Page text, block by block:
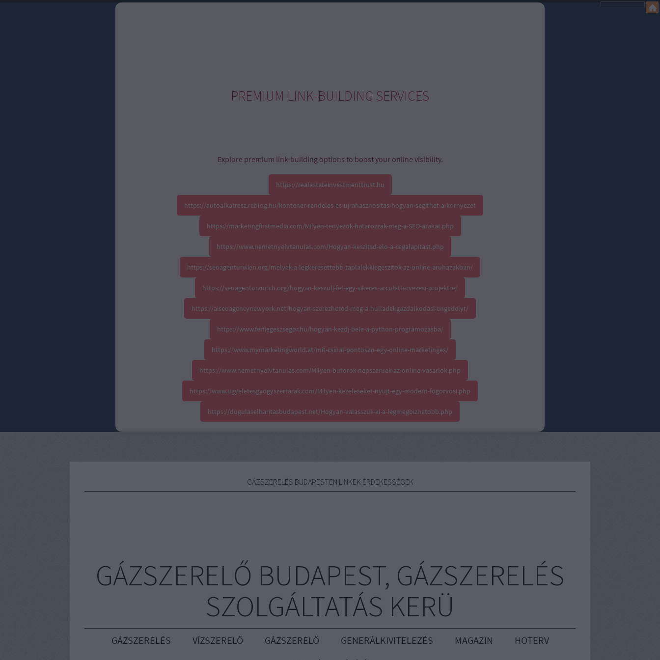
PREMIUM LINK-BUILDING SERVICES
Explore premium link-building options to boost your online visibility.
https://realestateinvestmenttrust.hu
https://autoalkatresz.reblog.hu/kontener-rendeles-es-ujrahasznositas-hogyan-segithet-a-kornyezet
https://marketingfirstmedia.com/Milyen-tenyezok-hatarozzak-meg-a-SEO-arakat.php
https://www.nemetnyelvtanulas.com/Hogyan-keszitsd-elo-a-cegalapitast.php
https://seoagenturwien.org/melyek-a-legkeresettebb-taplalekkiegeszitok-az-online-aruhazakban/
https://seoagenturzurich.org/hogyan-keszulj-fel-egy-sikeres-arculattervezesi-projektre/
https://aiseoagencynewyork.net/hogyan-szerezheted-meg-a-hulladekgazdalkodasi-engedelyt/
https://www.ferfiegeszsegor.hu/hogyan-kezdj-bele-a-python-programozasba/
https://www.mymarketingworld.at/mit-csinal-pontosan-egy-online-marketinges/
https://www.nemetnyelvtanulas.com/Milyen-butorok-nepszeruek-az-online-vasarlok.php
https://www.ugyeletesgyogyszertarak.com/Milyen-kezeleseket-nyujt-egy-modern-fogorvosi.php
https://dugulaselharitasbudapest.net/Hogyan-valasszuk-ki-a-legmegbizhatobb.php
GÁZSZERELÉS BUDAPESTEN LINKEK ÉRDEKESSÉGEK
GÁZSZERELŐ BUDAPEST, GÁZSZERELÉS
SZOLGÁLTATÁS KERÜ
GÁZSZERELÉS VÍZSZERELŐ GÁZSZERELŐ GENERÁLKIVITELEZÉS MAGAZIN
HOTERV